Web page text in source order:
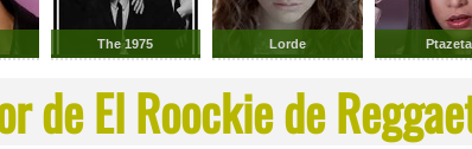
The 1975 Lorde Ptazeta
de El Roockie de